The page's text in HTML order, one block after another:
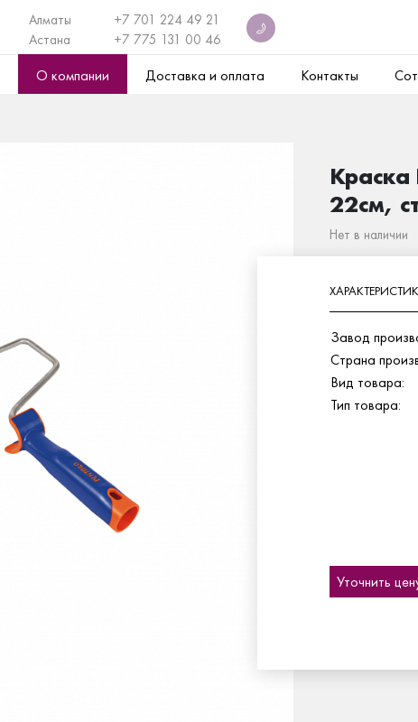
Алматы
+7 701 224 49 21
Астана
+7 775 131 00 46
О компании Доставка и оплата Контакты
22см,
Нет в наличии
Завод
Страна
Вид товара:
Тип товара:
Уточнить